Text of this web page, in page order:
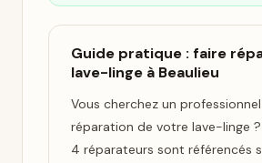
Guide pratique : faire
lave-linge à Beaulieu
Vous cherchez un
réparation de votre lave-linge ?
4 réparateurs sont référencés